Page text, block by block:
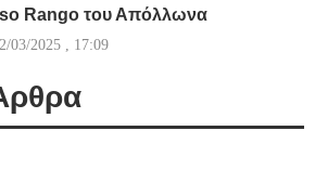
Rango του Απόλλωνα
03/2025 , 17:09